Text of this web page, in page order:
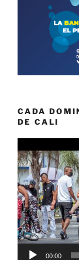
CADA
DE CALI
de
vídeo
00:00